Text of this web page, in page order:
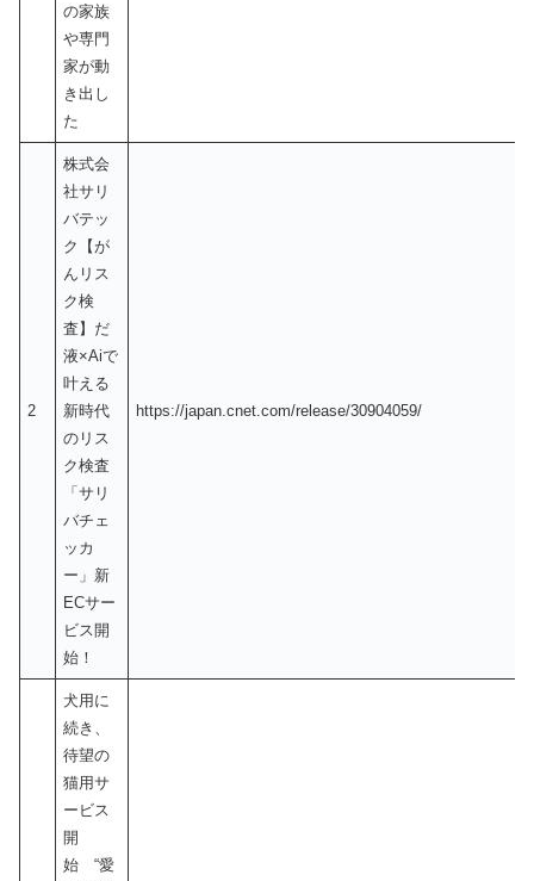
の家族
や専門
家が動
き出し
た
2
株式会
社サリ
バテッ
ク【が
んリス
ク検
査】だ
液×Aiで
叶える
新時代
のリス
ク検査
「サリ
バチェ
ッカ
ー」新
ECサー
ビス開
始！
https://japan.cnet.com/release/30904059/
犬用に
続き、
待望の
猫用サ
ービス
開
始 “愛